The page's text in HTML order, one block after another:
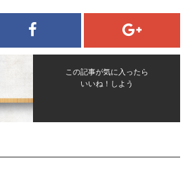
この記事が気に入ったら
いいね！しよう